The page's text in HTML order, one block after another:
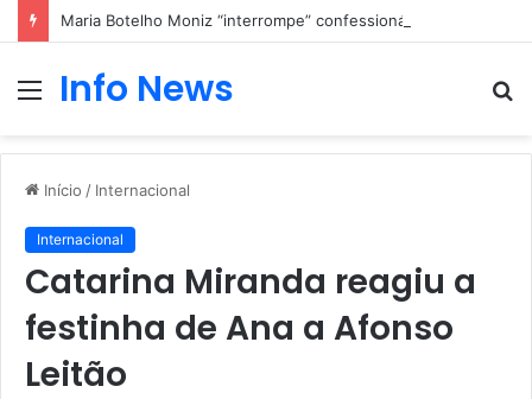
Maria Botelho Moniz “interrompe” confessionário
Menu
Info News
Início / Internacional
Internacional
Catarina Miranda reagiu a
festinha de Ana a Afonso
Leitão